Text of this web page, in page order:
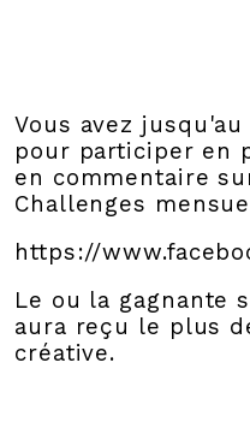
Vous avez
pour participer en
en commentaire
Challenges
https://
Le ou la gagnante
aura reçu le plus
créative.